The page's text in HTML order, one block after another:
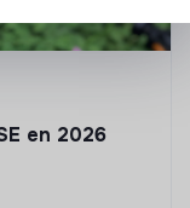
en 2026